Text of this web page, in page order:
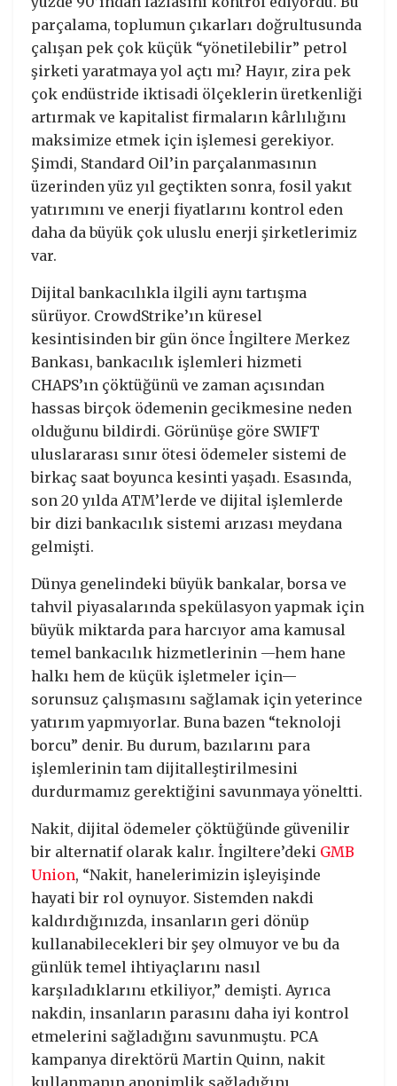
parçalama, toplumun çıkarları doğrultusunda
çalışan pek çok küçük “yönetilebilir” petrol
şirketi yaratmaya yol açtı mı? Hayır, zira pek
çok endüstride iktisadi ölçeklerin üretkenliği
artırmak ve kapitalist firmaların kârlılığını
maksimize etmek için işlemesi gerekiyor.
Şimdi, Standard Oil’in parçalanmasının
üzerinden yüz yıl geçtikten sonra, fosil yakıt
yatırımını ve enerji fiyatlarını kontrol eden
daha da büyük çok uluslu enerji şirketlerimiz
var.
Dijital bankacılıkla ilgili aynı tartışma
sürüyor. CrowdStrike’ın küresel
kesintisinden bir gün önce İngiltere Merkez
Bankası, bankacılık işlemleri hizmeti
CHAPS’ın çöktüğünü ve zaman açısından
hassas birçok ödemenin gecikmesine neden
olduğunu bildirdi. Görünüşe göre SWIFT
uluslararası sınır ötesi ödemeler sistemi de
birkaç saat boyunca kesinti yaşadı. Esasında,
son 20 yılda ATM’lerde ve dijital işlemlerde
bir dizi bankacılık sistemi arızası meydana
gelmişti.
Dünya genelindeki büyük bankalar, borsa ve
tahvil piyasalarında spekülasyon yapmak için
büyük miktarda para harcıyor ama kamusal
temel bankacılık hizmetlerinin —hem hane
halkı hem de küçük işletmeler için—
sorunsuz çalışmasını sağlamak için yeterince
yatırım yapmıyorlar. Buna bazen “teknoloji
borcu” denir. Bu durum, bazılarını para
işlemlerinin tam dijitalleştirilmesini
durdurmamız gerektiğini savunmaya yöneltti.
Nakit, dijital ödemeler çöktüğünde güvenilir
bir alternatif olarak kalır. İngiltere’deki GMB
Union, “Nakit, hanelerimizin işleyişinde
hayati bir rol oynuyor. Sistemden nakdi
kaldırdığınızda, insanların geri dönüp
kullanabilecekleri bir şey olmuyor ve bu da
günlük temel ihtiyaçlarını nasıl
karşıladıklarını etkiliyor,” demişti. Ayrıca
nakdin, insanların parasını daha iyi kontrol
etmelerini sağladığını savunmuştu. PCA
kampanya direktörü Martin Quinn, nakit